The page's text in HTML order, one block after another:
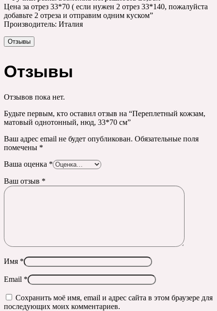
Цена за отрез 33*70 ( если нужен 2 отрез 33*140, пожалуйста
добавьте 2 отреза и отправим одним куском”
Производитель: Италия
Отзывы
Отзывы
Отзывов пока нет.
Будьте первым, кто оставил отзыв на “Переплетный кожзам,
матовый однотонный, нюд, 33*70 см”
Ваш адрес email не будет опубликован. Обязательные поля
помечены *
Ваша оценка *
Ваш отзыв *
Имя *
Email *
Сохранить моё имя, email и адрес сайта в этом браузере для
последующих моих комментариев.